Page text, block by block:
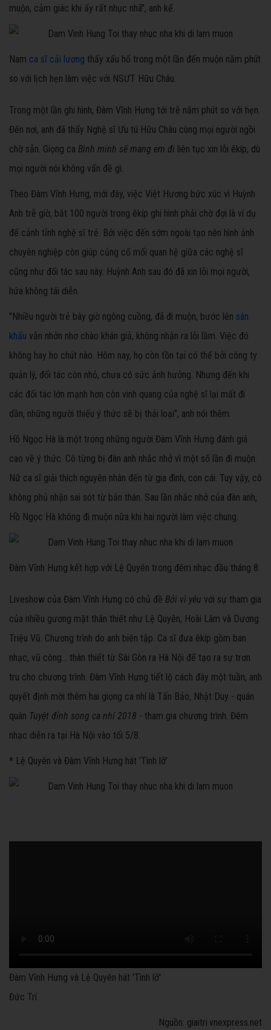
muộn, cảm giác khi ấy rất nhục nhã", anh kể.
Nam ca sĩ cải lương thấy xấu hổ trong một lần đến muộn năm phút
so với lịch hẹn làm việc với NSƯT Hữu Châu.
Trong một lần ghi hình, Đàm Vĩnh Hưng tới trễ năm phút so với hẹn.
Đến nơi, anh đã thấy Nghệ sĩ Ưu tú Hữu Châu cùng mọi người ngồi
chờ sẵn. Giọng ca Bình minh sẽ mang em đi liên tục xin lỗi êkíp, dù
mọi người nói không vấn đề gì.
Theo Đàm Vĩnh Hưng, mới đây, việc Việt Hương bức xúc vì Huỳnh
Anh trễ giờ, bắt 100 người trong êkíp ghi hình phải chờ đợi là ví dụ
để cảnh tỉnh nghệ sĩ trẻ. Bởi việc đến sớm ngoài tạo nên hình ảnh
chuyên nghiệp còn giúp củng cố mối quan hệ giữa các nghệ sĩ
cũng như đối tác sau này. Huỳnh Anh sau đó đã xin lỗi mọi người,
hứa không tái diễn.
"Nhiều người trẻ bây giờ ngông cuồng, đã đi muộn, bước lên sân
khấu vẫn nhởn nhơ chào khán giả, không nhận ra lỗi lầm. Việc đó
không hay ho chút nào. Hôm nay, họ còn tồn tại có thể bởi công ty
quản lý, đối tác còn nhỏ, chưa có sức ảnh hưởng. Nhưng đến khi
các đối tác lớn mạnh hơn còn vinh quang của nghệ sĩ lại mất đi
dần, những người thiếu ý thức sẽ bị thải loại", anh nói thêm.
Hồ Ngọc Hà là một trong những người Đàm Vĩnh Hưng đánh giá
cao về ý thức. Cô từng bị đàn anh nhắc nhở vì một số lần đi muộn.
Nữ ca sĩ giải thích nguyên nhân đến từ gia đình, con cái. Tuy vậy, cô
không phủ nhận sai sót từ bản thân. Sau lần nhắc nhở của đàn anh,
Hồ Ngọc Hà không đi muộn nữa khi hai người làm việc chung.
Đàm Vĩnh Hưng kết hợp với Lệ Quyên trong đêm nhạc đầu tháng 8.
Liveshow của Đàm Vĩnh Hưng có chủ đề Bởi vì yêu với sự tham gia
của nhiều gương mặt thân thiết như Lệ Quyên, Hoài Lâm và Dương
Triệu Vũ. Chương trình do anh biên tập. Ca sĩ đưa êkíp gồm ban
nhạc, vũ công... thân thiết từ Sài Gòn ra Hà Nội để tạo ra sự trơn
tru cho chương trình. Đàm Vĩnh Hưng tiết lộ cách đây một tuần, anh
quyết định mời thêm hai giọng ca nhí là Tấn Bảo, Nhật Duy - quán
quân Tuyệt đỉnh song ca nhí 2018 - tham gia chương trình. Đêm
nhạc diễn ra tại Hà Nội vào tối 5/8.
* Lệ Quyên và Đàm Vĩnh Hưng hát 'Tình lỡ'
Đàm Vĩnh Hưng và Lệ Quyên hát 'Tình lỡ'
Đức Trí
Nguồn: giaitri.vnexpress.net